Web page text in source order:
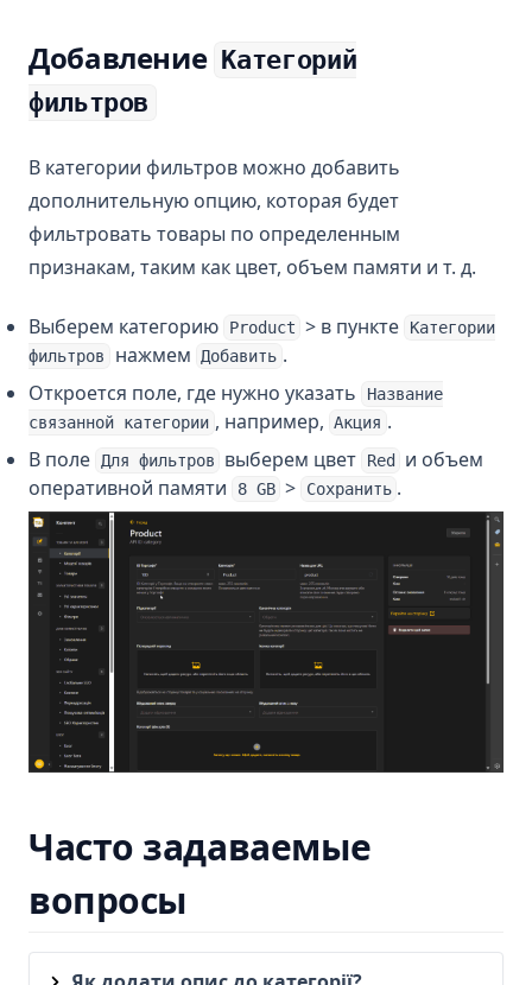
Добавление Категорий
фильтров
В категории фильтров можно добавить
дополнительную опцию, которая будет
фильтровать товары по определенным
признакам, таким как цвет, объем памяти и т. д.
Выберем категорию Product > в пункте
Категории
фильтров
нажмем Добавить .
Откроется поле, где нужно указать
Название
связанной категории , например, Акция .
В поле Для фильтров выберем цвет Red
и объем
оперативной памяти
8 GB > Сохранить .
Часто задаваемые
вопросы